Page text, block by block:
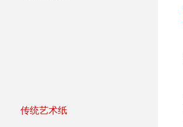
传统艺术纸